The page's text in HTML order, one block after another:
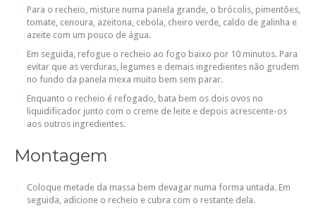
Para o recheio, misture numa panela grande, o brócolis, pimentões,
tomate, cenoura, azeitona, cebola, cheiro verde, caldo de galinha e
azeite com um pouco de água.
Em seguida, refogue o recheio ao fogo baixo por 10 minutos. Para
evitar que as verduras, legumes e demais ingredientes não grudem
no fundo da panela mexa muito bem sem parar.
Enquanto o recheio é refogado, bata bem os dois ovos no
liquidificador junto com o creme de leite e depois acrescente-os
aos outros ingredientes.
Montagem
Coloque metade da massa bem devagar numa forma untada. Em
seguida, adicione o recheio e cubra com o restante dela.